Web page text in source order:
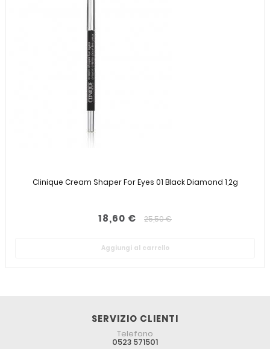
Clinique Cream Shaper For Eyes 01 Black Diamond 1,2g
18,60 € 25,50 €
Aggiungi al carrello
SERVIZIO CLIENTI
Telefono
0523 571501